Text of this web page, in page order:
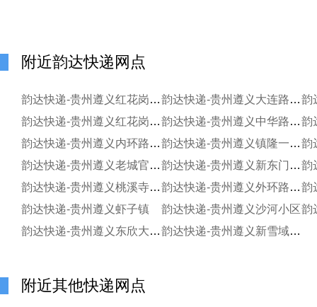
附近韵达快递网点
韵达快递-贵州遵义红花岗区海尔大道分部 韵达快递-贵州遵义大连路分部韵
韵达快递-贵州遵义红花岗区老城分部
韵达快递-贵州遵义中华路分部
韵达快递-贵州遵义内环路分部
韵达快递-贵州遵义镇隆一区便利店
韵达快递-贵州遵义老城官井寄存点
韵达快递-贵州遵义新东门寄存点
韵达快递-贵州遵义桃溪寺分部
韵达快递-贵州遵义外环路分部韵
韵达快递-贵州遵义虾子镇
韵达快递-贵州遵义沙河小区韵
韵达快递-贵州遵义东欣大道分部
韵达快递-贵州遵义新雪域分部
附近其他快递网点